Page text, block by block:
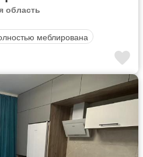
область
меблирована